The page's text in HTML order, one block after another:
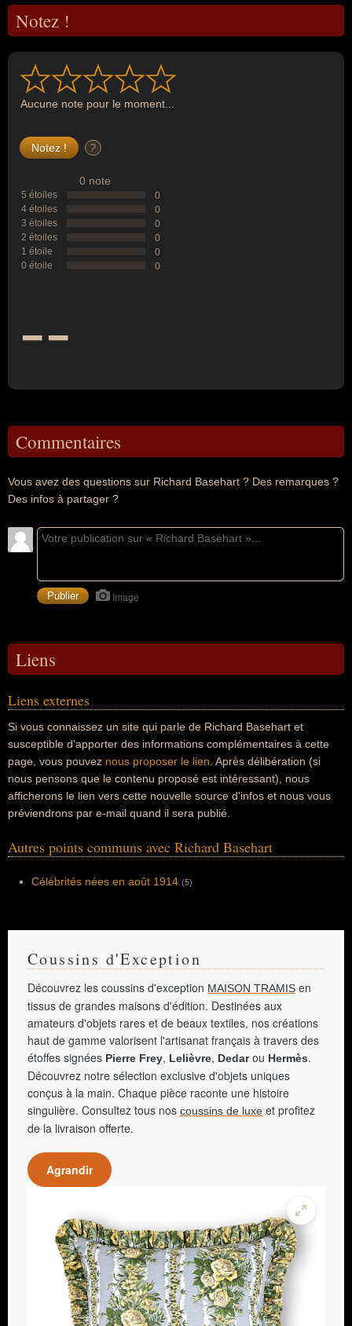
Notez !
Aucune note pour le moment...
?
0 note
5 étoiles
0
4 étoiles
0
3 étoiles
0
2 étoiles
0
1 étoile
0
0 étoile
0
--
Commentaires
Vous avez des questions sur Richard Basehart ? Des remarques ?
Des infos à partager ?
Image
Liens
Liens externes
Si vous connaissez un site qui parle de Richard Basehart et
susceptible d'apporter des informations complémentaires à cette
page, vous pouvez nous proposer le lien . Après délibération (si
nous pensons que le contenu proposé est intéressant), nous
afficherons le lien vers cette nouvelle source d'infos et nous vous
préviendrons par e-mail quand il sera publié.
Autres points communs avec Richard Basehart
Célébrités nées en août 1914 (5)
Coussins d'Exception
Découvrez les coussins d'exception MAISON TRAMIS en
tissus de grandes maisons d'édition. Destinées aux
amateurs d'objets rares et de beaux textiles, nos créations
haut de gamme valorisent l'artisanat français à travers des
étoffes signées Pierre Frey, Lelièvre, Dedarou Hermès.
Découvrez notre sélection exclusive d'objets uniques
conçus à la main. Chaque pièce raconte une histoire
singulière. Consultez tous nos coussins de luxe et profitez
de la livraison offerte.
Agrandir